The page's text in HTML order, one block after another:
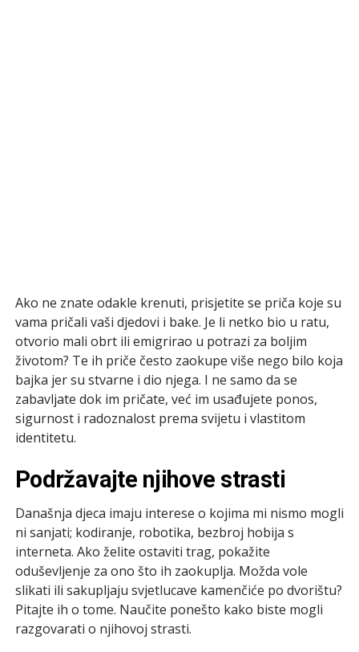
Ako ne znate odakle krenuti, prisjetite se priča koje su
vama pričali vaši djedovi i bake. Je li netko bio u ratu,
otvorio mali obrt ili emigrirao u potrazi za boljim
životom? Te ih priče često zaokupe više nego bilo koja
bajka jer su stvarne i dio njega. I ne samo da se
zabavljate dok im pričate, već im usađujete ponos,
sigurnost i radoznalost prema svijetu i vlastitom
identitetu.
Podržavajte njihove strasti
Današnja djeca imaju interese o kojima mi nismo mogli
ni sanjati; kodiranje, robotika, bezbroj hobija s
interneta. Ako želite ostaviti trag, pokažite
oduševljenje za ono što ih zaokuplja. Možda vole
slikati ili sakupljaju svjetlucave kamenčiće po dvorištu?
Pitajte ih o tome. Naučite ponešto kako biste mogli
razgovarati o njihovoj strasti.